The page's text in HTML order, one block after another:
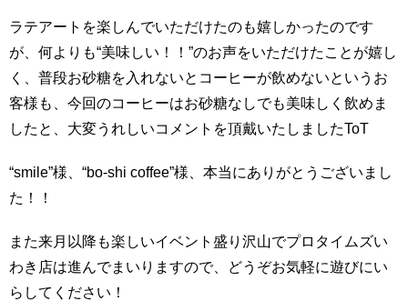
ラテアートを楽しんでいただけたのも嬉しかったのです
が、何よりも“美味しい！！”のお声をいただけたことが嬉し
く、普段お砂糖を入れないとコーヒーが飲めないというお
客様も、今回のコーヒーはお砂糖なしでも美味しく飲めま
したと、大変うれしいコメントを頂戴いたしましたToT
“smile”様、“bo-shi coffee”様、本当にありがとうございまし
た！！
また来月以降も楽しいイベント盛り沢山でプロタイムズい
わき店は進んでまいりますので、どうぞお気軽に遊びにい
らしてください！